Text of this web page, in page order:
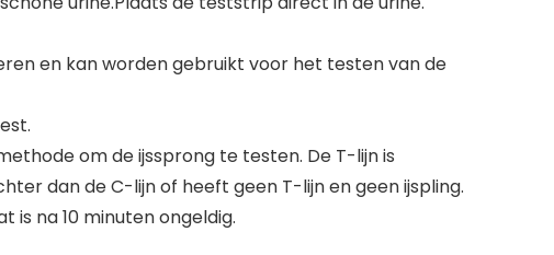
en kan worden gebruikt voor het testen van de
om de ijssprong te testen. De T-lijn is
dan de C-lijn of heeft geen T-lijn en geen ijspling.
na 10 minuten ongeldig.